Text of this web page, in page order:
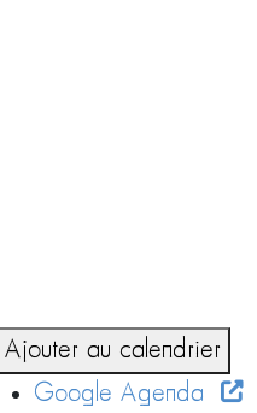
Ajouter au calendrier
Google Agenda